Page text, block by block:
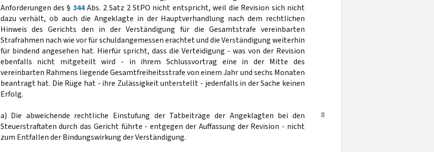
Anforderungen des § 344Abs. 2 Satz 2 StPO nicht entspricht, weil die Revision sich nicht
dazu verhält, ob auch die Angeklagte in der Hauptverhandlung nach dem rechtlichen
Hinweis des Gerichts den in der Verständigung für die Gesamtstrafe vereinbarten
Strafrahmen nach wie vor für schuldangemessen erachtet und die Verständigung weiterhin
für bindend angesehen hat. Hierfür spricht, dass die Verteidigung - was von der Revision
ebenfalls nicht mitgeteilt wird - in ihrem Schlussvortrag eine in der Mitte des
vereinbarten Rahmens liegende Gesamtfreiheitsstrafe von einem Jahr und sechs Monaten
beantragt hat. Die Rüge hat - ihre Zulässigkeit unterstellt - jedenfalls in der Sache keinen
Erfolg.
8
a) Die abweichende rechtliche Einstufung der Tatbeiträge der Angeklagten bei den
Steuerstraftaten durch das Gericht führte - entgegen der Auffassung der Revision - nicht
zum Entfallen der Bindungswirkung der Verständigung.